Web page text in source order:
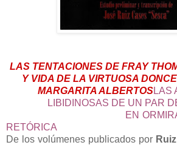
LAS TENTACIONES DE FRAY
Y VIDA DE LA VIRTUOSA
MARGARITA ALBERTOSLAS
LIBIDINOSAS DE UN PAR
EN ORMIRAY
RETÓRICA
De los volúmenes publicados por